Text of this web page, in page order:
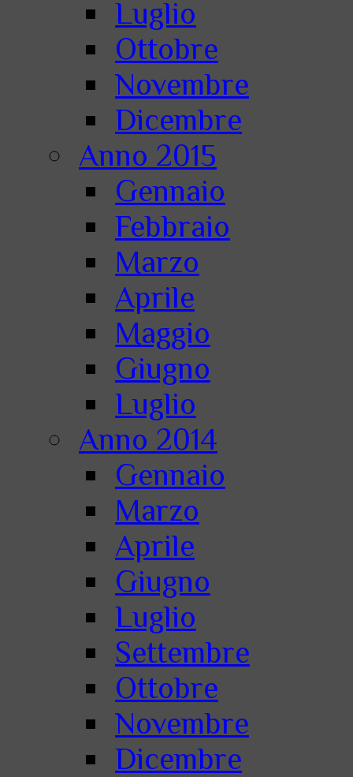
Luglio
Ottobre
Novembre
Dicembre
Anno 2015
Gennaio
Febbraio
Marzo
Aprile
Maggio
Giugno
Luglio
Anno 2014
Gennaio
Marzo
Aprile
Giugno
Luglio
Settembre
Ottobre
Novembre
Dicembre